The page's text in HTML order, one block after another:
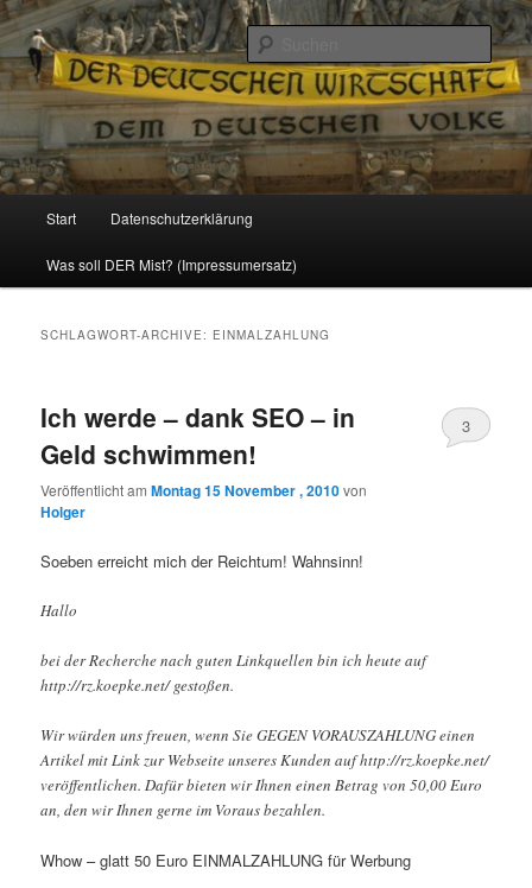
Reizzentrum
Politik, Wirtschaft, Soziales und Gesellschaft
Zum
Inhalt
Zum
sekundären
Start Datenschutzerklärung
Was soll DER Mist? (Impressumersatz)
SCHLAGWORT-ARCHIVE: EINMALZAHLUNG
Ich werde – dank SEO – in
Geld schwimmen!
Veröffentlicht amMontag 15 November , 2010von
Holger
3
Soeben erreicht mich der Reichtum! Wahnsinn!
Hallo
bei der Recherche nach guten Linkquellen bin ich heute auf
http://rz.koepke.net/ gestoßen.
Wir würden uns freuen, wenn Sie GEGEN VORAUSZAHLUNG einen
Artikel mit Link zur Webseite unseres Kunden auf http://rz.koepke.net/
veröffentlichen. Dafür bieten wir Ihnen einen Betrag von 50,00 Euro
an, den wir Ihnen gerne im Voraus bezahlen.
Whow – glatt 50 Euro EINMALZAHLUNG für Werbung